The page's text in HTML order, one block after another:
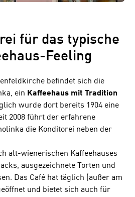
für das typische
Feeling
befindet sich die
ein Kaffeehaus mit Tradition
wurde dort bereits 1904 eine
2008 führt der erfahrene
die Konditorei neben der
alt-wienerischen Kaffeehauses
ausgezeichnete Torten und
Das Café hat täglich (außer am
und bietet sich auch für